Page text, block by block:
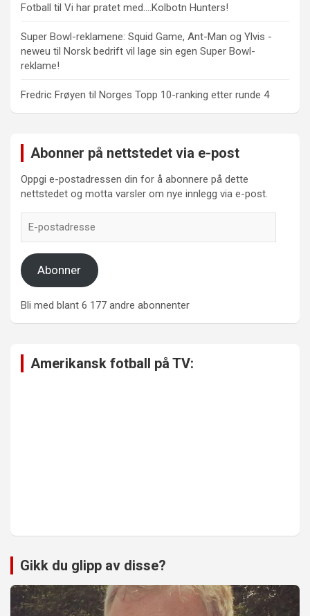
Fotball til Vi har pratet med….Kolbotn Hunters!
Super Bowl-reklamene: Squid Game, Ant-Man og Ylvis -
neweu til Norsk bedrift vil lage sin egen Super Bowl-
reklame!
Fredric Frøyen til Norges Topp 10-ranking etter runde 4
Abonner på nettstedet via e-post
Oppgi e-postadressen din for å abonnere på dette
nettstedet og motta varsler om nye innlegg via e-post.
postadresse
Abonner
Bli med blant 6 177 andre abonnenter
Amerikansk fotball på TV:
Gikk du glipp av disse?